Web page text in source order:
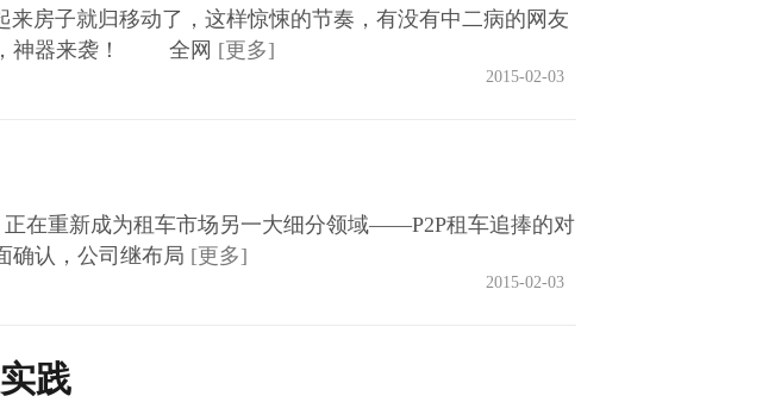
房子就归移动了，这样惊悚的节奏，有没有中二病的网友
，神器来袭！ 全网 [更多]
2015-02-03
在重新成为租车市场另一大细分领域——P2P租车追捧的对
认，公司继布局 [更多]
2015-02-03
践